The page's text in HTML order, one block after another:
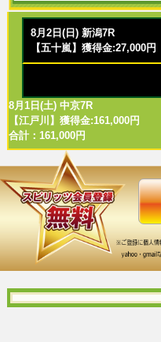
8月2日(日) 新潟7R
【五十嵐】獲得金:27,000円
8月1日(土) 中京7R
【江戸川】獲得金:161,000円
合計：161,000円